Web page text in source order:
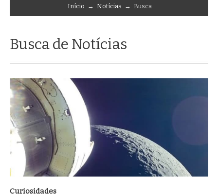
Início → Notícias → Busca
Busca de Notícias
Curiosidades